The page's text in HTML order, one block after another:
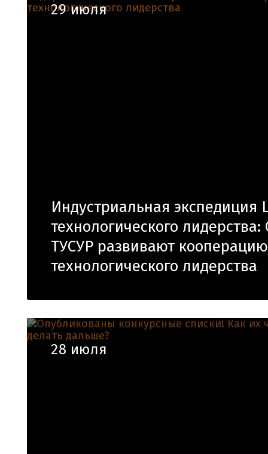
29 июля
Индустриальная экспедиция
технологического
ТУСУР развивают
технологического лидерства
28 июля